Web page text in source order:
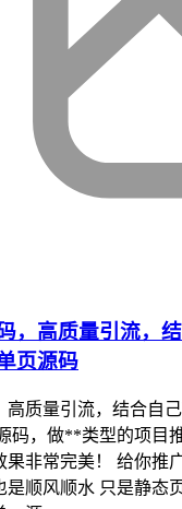
，高质量引流，结
页源码
高质量引流，结合自
码，做**类型的项目
果非常完美！ 给你推
是顺风顺水 只是静态